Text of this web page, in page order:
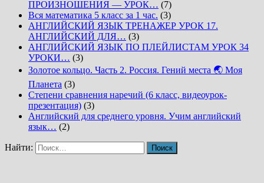
ПРОИЗНОШЕНИЯ — УРОК… (7)
Вся математика 5 класс за 1 час. (3)
АНГЛИЙСКИЙ ЯЗЫК ТРЕНАЖЕР УРОК 17.
АНГЛИЙСКИЙ ДЛЯ… (3)
АНГЛИЙСКИЙ ЯЗЫК ПО ПЛЕЙЛИСТАМ УРОК 34
УРОКИ… (3)
Золотое кольцо. Часть 2. Россия. Гений места 🌏 Моя
Планета (3)
Степени сравнения наречий (6 класс, видеоурок-
презентация) (3)
Английский для среднего уровня. Учим английский
язык… (2)
Найти: